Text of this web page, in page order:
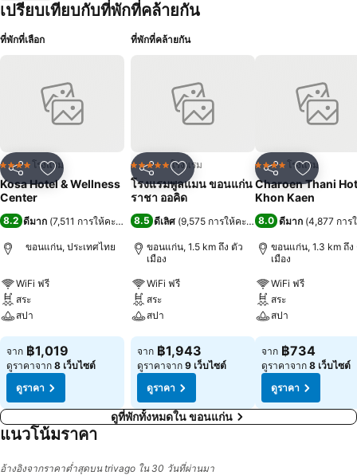
เปรียบเทียบกับที่พักที่คล้ายกัน
ที่พักที่เลือก
แชร์ เพิ่มในรายการโปรด
4 ดาว โรงแรม
Kosa Hotel & Wellness
Center
8.2 ดีมาก (7,511 การให้คะแนน)
ขอนแก่น, ประเทศไทย
WiFi ฟรี
สระ
สปา
ดูราคา
จาก ฿1,019
ดูราคาจาก 8 เว็บไซต์
ดูราคา
ที่พักที่คล้ายกัน
แชร์ เพิ่มในรายการโปรด
5 ดาว โรงแรม
โรงแรมพูลแมน ขอนแก่น
ราชา ออคิด
8.5 ดีเลิศ (9,575 การให้คะแนน)
ขอนแก่น, 1.5 km ถึง ตัว
เมือง
WiFi ฟรี
สระ
สปา
ดูราคา
จาก ฿1,943
ดูราคาจาก 9 เว็บไซต์
ดูราคา
แชร์ เพิ่มในรา
4 ดาว โรงแรม
Charoen Thani
Khon Kaen
8.0 ดีมาก (4,877 การ
ขอนแก่น, 1.3 km ถึง
เมือง
WiFi ฟรี
สระ
สปา
ดูราคา
จาก ฿734
ดูราคาจาก 8 เว็บไซต์
ดูราคา
ดูที่พักทั้งหมดใน ขอนแก่น
แนวโน้มราคา
อ้างอิงจากราคาต่ำสุดบน trivago ใน 30 วันที่ผ่านมา